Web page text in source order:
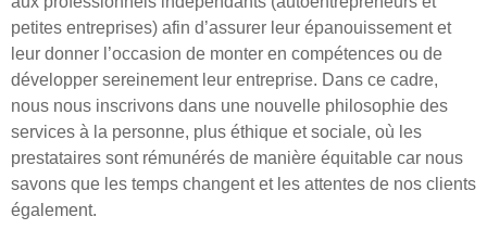
petites entreprises) afin d’assurer leur épanouissement et
leur donner l’occasion de monter en compétences ou de
développer sereinement leur entreprise. Dans ce cadre,
nous nous inscrivons dans une nouvelle philosophie des
services à la personne, plus éthique et sociale, où les
prestataires sont rémunérés de manière équitable car nous
savons que les temps changent et les attentes de nos clients
également.